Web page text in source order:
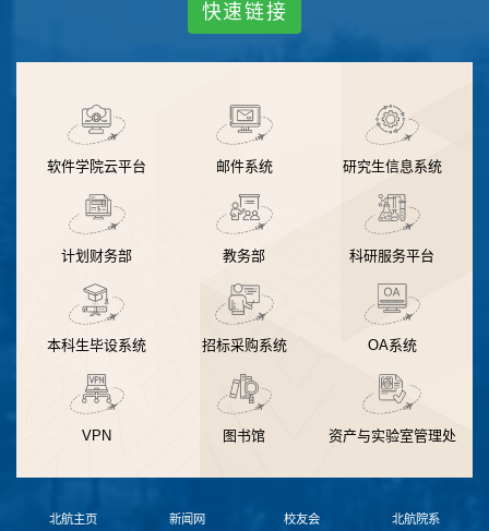
快速链接
软件学院云平台 邮件系统 研究生信息系统
计划财务部 教务部 科研服务平台
本科生毕设系统 招标采购系统 OA系统
VPN 图书馆 资产与实验室管理处
北航主页 新闻网 校友会 北航院系